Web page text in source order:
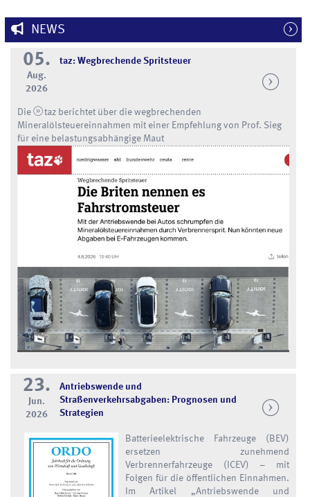
NEWS
05.
Aug.
2026
taz: Wegbrechende Spritsteuer
Die tazberichtet über die wegbrechenden
Mineralölsteuereinnahmen mit einer Empfehlung von Prof. Sieg
für eine belastungsabhängige Maut
23.
Jun.
2026
Antriebswende und
Straßenverkehrsabgaben: Prognosen und
Strategien
Batterieelektrische Fahrzeuge (BEV)
ersetzen zunehmend
Verbrennerfahrzeuge (ICEV) – mit
Folgen für die öffentlichen Einnahmen.
Im Artikel „Antriebswende und